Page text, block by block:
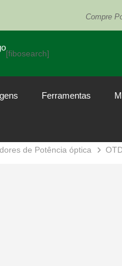
Compre
[fibosearch]
Ferramentas
de Potência óptica